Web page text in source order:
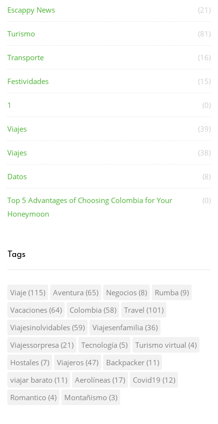
Escappy News (21)
Turismo (81)
Transporte (16)
Festividades (15)
1 (0)
Viajes (39)
Viajes (38)
Datos (8)
Top 5 Advantages of Choosing Colombia for Your
Honeymoon
(0)
Tags
Viaje (115) Aventura (65) Negocios (8) Rumba (9)
Vacaciones (64) Colombia (58) Travel (101)
Viajesinolvidables (59) Viajesenfamilia (36)
Viajessorpresa (21) Tecnología (5) Turismo virtual (4)
Hostales (7) Viajeros (47) Backpacker (11)
viajar barato (11) Aerolíneas (17) Covid19 (12)
Romantico (4) Montañismo (3)